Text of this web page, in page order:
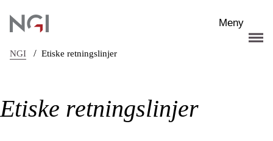
Meny
NGI / Etiske retningslinjer
Etiske retningslinjer